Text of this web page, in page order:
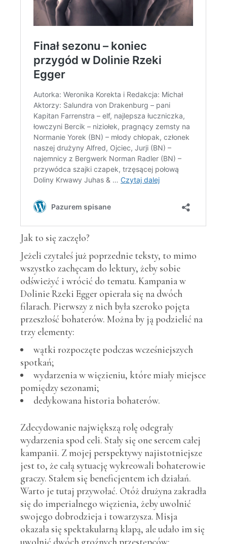
Jak to się zaczęło?
Jeżeli czytałeś już poprzednie teksty, to mimo
wszystko zachęcam do lektury, żeby sobie
odświeżyć i wrócić do tematu. Kampania w
Dolinie Rzeki Egger opierała się na dwóch
filarach. Pierwszy z nich była szeroko pojęta
przeszłość bohaterów. Można by ją podzielić na
trzy elementy:
wątki rozpoczęte podczas wcześniejszych
spotkań;
wydarzenia w więzieniu, które miały miejsce
pomiędzy sezonami;
dedykowana historia bohaterów.
Zdecydowanie największą rolę odegrały
wydarzenia spod celi. Stały się one sercem całej
kampanii. Z mojej perspektywy najistotniejsze
jest to, że całą sytuację wykreowali bohaterowie
graczy. Stałem się beneficjentem ich działań.
Warto je tutaj przywołać. Otóż drużyna zakradła
się do imperialnego więzienia, żeby uwolnić
swojego dobrodzieja i towarzysza. Misja
okazała się spektakularną klapą, ale udało im się